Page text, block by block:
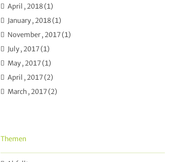
April , 2018 (1)
January , 2018 (1)
November , 2017 (1)
July , 2017 (1)
May , 2017 (1)
April , 2017 (2)
March , 2017 (2)
Themen